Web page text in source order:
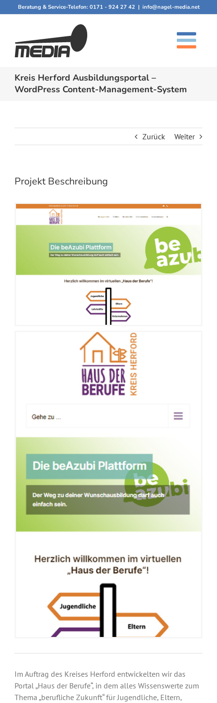
Inhalt
Beratung & Service-Telefon: 0171 - 924 27 42 | info@nagel-media.net
Kreis Herford Ausbildungsportal –
WordPress Content-Management-System
Zurück Weiter
Projekt Beschreibung
Im Auftrag des Kreises Herford entwickelten wir das
Portal „Haus der Berufe“, in dem alles Wissenswerte zum
Thema „berufliche Zukunft“ für Jugendliche, Eltern,